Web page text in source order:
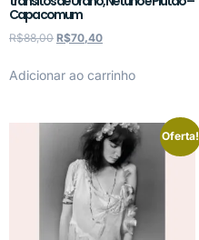
Capa comum
R$88,00 R$70,40
Adicionar ao carrinho
Oferta!